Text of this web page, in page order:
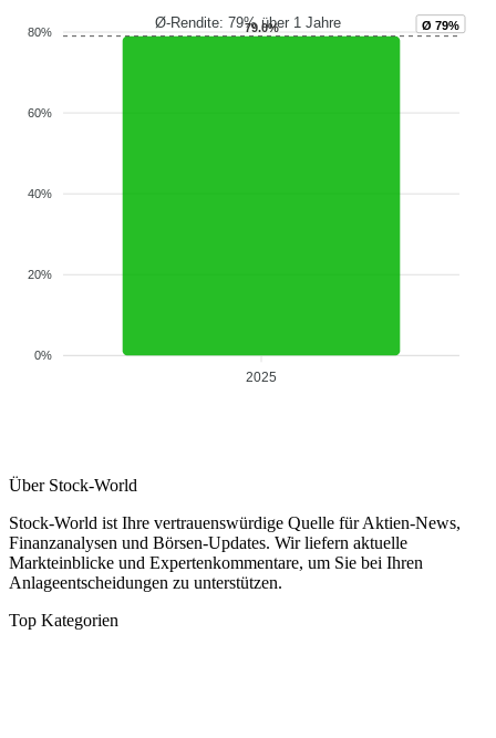
Ø-Rendite: 79% über 1 Jahre
80%
60%
40%
20%
0%
79.0%
2025
Ø 79%
Über Stock-World
Stock-World ist Ihre vertrauenswürdige Quelle für Aktien-News,
Finanzanalysen und Börsen-Updates. Wir liefern aktuelle
Markteinblicke und Expertenkommentare, um Sie bei Ihren
Anlageentscheidungen zu unterstützen.
Top Kategorien